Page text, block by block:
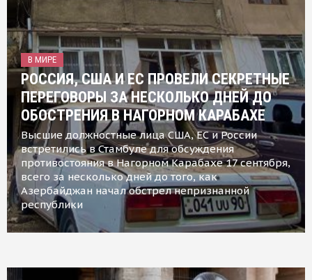
В МИРЕ
РОССИЯ, США И ЕС ПРОВЕЛИ СЕКРЕТНЫЕ
ПЕРЕГОВОРЫ ЗА НЕСКОЛЬКО ДНЕЙ ДО
ОБОСТРЕНИЯ В НАГОРНОМ КАРАБАХЕ
Высшие должностные лица США, ЕС и России
встретились в Стамбуле для обсуждения
противостояния в Нагорном Карабахе 17 сентября,
всего за несколько дней до того, как
Азербайджан начал обстрел непризнанной
республики